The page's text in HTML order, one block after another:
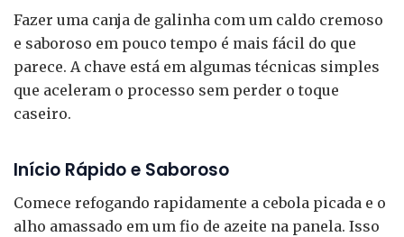
Fazer uma canja de galinha com um caldo cremoso
e saboroso em pouco tempo é mais fácil do que
parece. A chave está em algumas técnicas simples
que aceleram o processo sem perder o toque
caseiro.
Início Rápido e Saboroso
Comece refogando rapidamente a cebola picada e o
alho amassado em um fio de azeite na panela. Isso